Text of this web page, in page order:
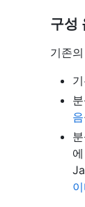
구성
기존
음